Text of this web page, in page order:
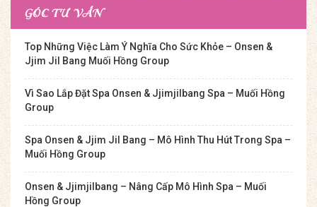
GÓC TƯ VẤN
Top Những Việc Làm Ý Nghĩa Cho Sức Khỏe – Onsen &
Jjim Jil Bang Muối Hồng Group
Vì Sao Lắp Đặt Spa Onsen & Jjimjilbang Spa – Muối Hồng
Group
Spa Onsen & Jjim Jil Bang – Mô Hình Thu Hút Trong Spa –
Muối Hồng Group
Onsen & Jjimjilbang – Nâng Cấp Mô Hình Spa – Muối
Hồng Group